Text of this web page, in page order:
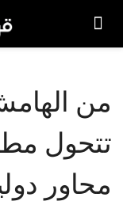
من
تتحول
محاور